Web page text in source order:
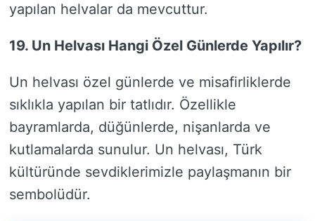
yapılan helvalar da mevcuttur.
19. Un Helvası Hangi Özel Günlerde Yapılır?
Un helvası özel günlerde ve misafirliklerde
sıklıkla yapılan bir tatlıdır. Özellikle
bayramlarda, düğünlerde, nişanlarda ve
kutlamalarda sunulur. Un helvası, Türk
kültüründe sevdiklerimizle paylaşmanın bir
sembolüdür.